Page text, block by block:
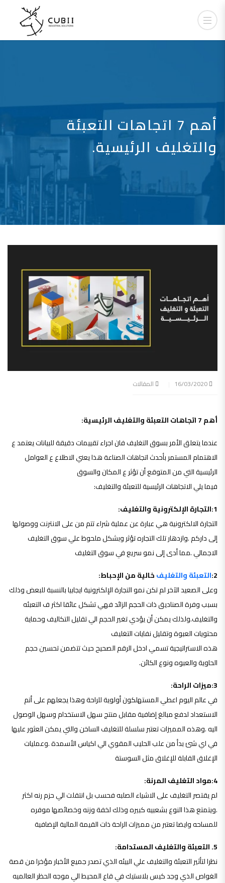
أهم 7 اتجاهات التعبئة
والتغليف الرئيسية.
المقالات
أهم 7 اتجاهات التعبئة والتغليف الرئيسية:
عندما يتعلق الأمر بسوق التغليف فان اجراء تقييمات دقيقة للبيانات يعتمد ع
الاهتمام المستمر بأحدث اتجاهات الصناعة هذا يعني الاطلاع ع العوامل
الرئيسية التي من المتوقع أن تؤثر ع المكان والسوق
فيما يلي الاتجاهات الرئيسية للتعبئة والتغليف:
1:التجارة الإلكترونية والتغليف:
التجارة الالكترونية هي عبارة عن عملية شراء تتم من على الانترنت ووصولها
إلى داركم .وازدهار تلك التجاره تؤثر وبشكل ملحوظ علي سوق التغليف
الاجمالي .مما أدى إلى نمو سريع في سوق التغليف
2: التعبئة والتغليفخالية من الإحباط:
وعلى الصعيد الآخر لم تكن نمو التجارة الإلكترونية ايجابيا بالنسبة للبعض وذلك
بسبب وفرة الصناديق ذات الحجم الزائد فهي تشكل عائقا اكثر ف التعبئه
والتغليف.ولذلك يمكن أن يؤدي تغير الحجم الي تقليل التكاليف وحماية
محتويات العبوة وتقليل نفايات التغليف
هذه الاستراتيجية تسمي ادخل الرقم الصحيح حيث تتضمن تحسين حجم
الحاوية والعبوه ونوع الكائن.
3:ميزات الراحة:
في عالم اليوم اعطي المستهلكون أولوية للراحة وهذا يجعلهم على أتم
الاستعداد لدفع مبالغ إضافية مقابل منتج سهل الاستخدام وسهل الوصول
اليه .وهذه المميزات تعتبر سلسلة للتغليف الساخن والتي يمكن العثور عليها
في اي شئ بدأ من علب الحليب المقوي الي اكياس الأسمدة .وعمليات
الإغلاق القابلة للإغلاق مثل السوستة
4:مواد التغليف المرنة:
لم يقتصر التغليف على الاشياء الصلبه فحسب بل انتقلت الي حزم رنه اكثر
.ويتمتع هذا النوع بشعبيه كبيره وذلك لخفة وزنه وخصائصها موفره
للمساحه وايضا تعتبر من مميزات الراحة ذات القيمة المالية الإضافية
5. التعبئة والتغليف المستدامة:
نظرا لتأثير التعبئة والتغليف علي البيئه الذي تصدر جميع الأخبار مؤخرا من قصة
الغواص الذي وجد كيس بلاستيك في قاع المحيط الي موجه الحظر العالميه